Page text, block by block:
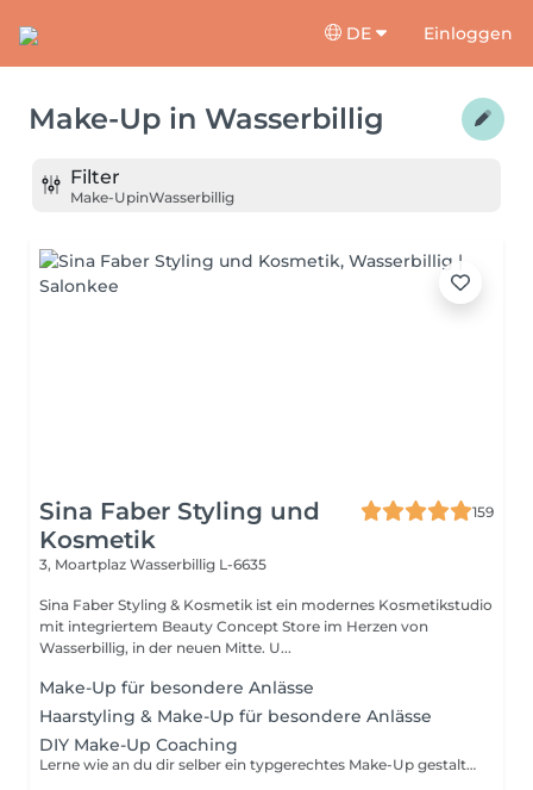
DE Einloggen
Make-Up in Wasserbillig
Filter
Make-UpinWasserbillig
Sina Faber Styling und
Kosmetik
159
3, Moartplaz Wasserbillig L-6635
Sina Faber Styling & Kosmetik ist ein modernes Kosmetikstudio
mit integriertem Beauty Concept Store im Herzen von
Wasserbillig, in der neuen Mitte. U...
Make-Up für besondere Anlässe
Haarstyling & Make-Up für besondere Anlässe
DIY Make-Up Coaching
Lerne wie an du dir selber ein typgerechtes Make-Up gestalten kannst! Unter meiner Anleitung erstellst du einen typgerechten Make-Up Look. Wenn du möchtest, analysieren wir deine Make-Up Bag ebenfalls & schauen, was wie funktioniert. Bei dem normalen Coaching arbeiten wir ausschließlich mit meinen Make-Up Empfehlungen, daher dauert dieses Coaching etwas weniger lang. Erscheine gerne ungeschminkt.